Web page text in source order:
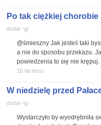
Po tak ciężkiej chorobie
dodał ~jp
@śmieszny Jak jesteś taki
a nie do sposobu przekazu.
powiedzenia to się nie
15 lat temu
W niedzielę przed
dodał ~jp
Wystarczyło by wyodrębniła